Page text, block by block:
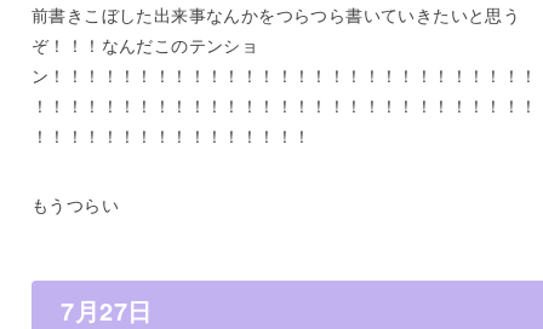
前書きこぼした出来事なんかをつらつら書いていきたいと思う
ぞ！！！なんだこのテンショ
ン！！！！！！！！！！！！！！！！！！！！！！！！！！！！
！！！！！！！！！！！！！！！！！！！！！！！！！！！！！
！！！！！！！！！！！！！！！！
もうつらい
7月27日